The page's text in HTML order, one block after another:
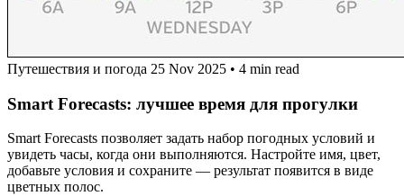
Путешествия и погода 25 Nov 2025 • 4 min read
Smart Forecasts: лучшее время для прогулки
Smart Forecasts позволяет задать набор погодных условий и
увидеть часы, когда они выполняются. Настройте имя, цвет,
добавьте условия и сохраните — результат появится в виде
цветных полос.